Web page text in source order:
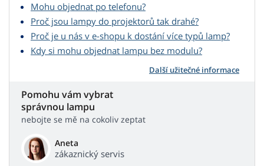
Mohu objednat po telefonu?
Proč jsou lampy do projektorů tak drahé?
Proč je u nás v e-shopu k dostání více typů lamp?
Kdy si mohu objednat lampu bez modulu?
Další užitečné informace
Pomohu vám vybrat
správnou lampu
nebojte se mě na cokoliv zeptat
Aneta
zákaznický servis